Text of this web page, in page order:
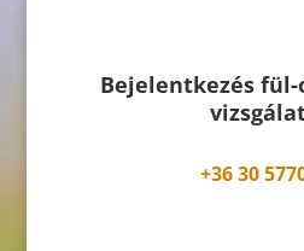
Bejelentkezés fül-
+36 30